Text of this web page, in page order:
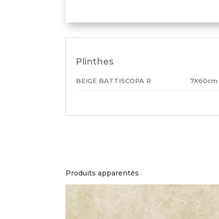
Plinthes
BEIGE BATTISCOPA R 7X60cm
Produits apparentés